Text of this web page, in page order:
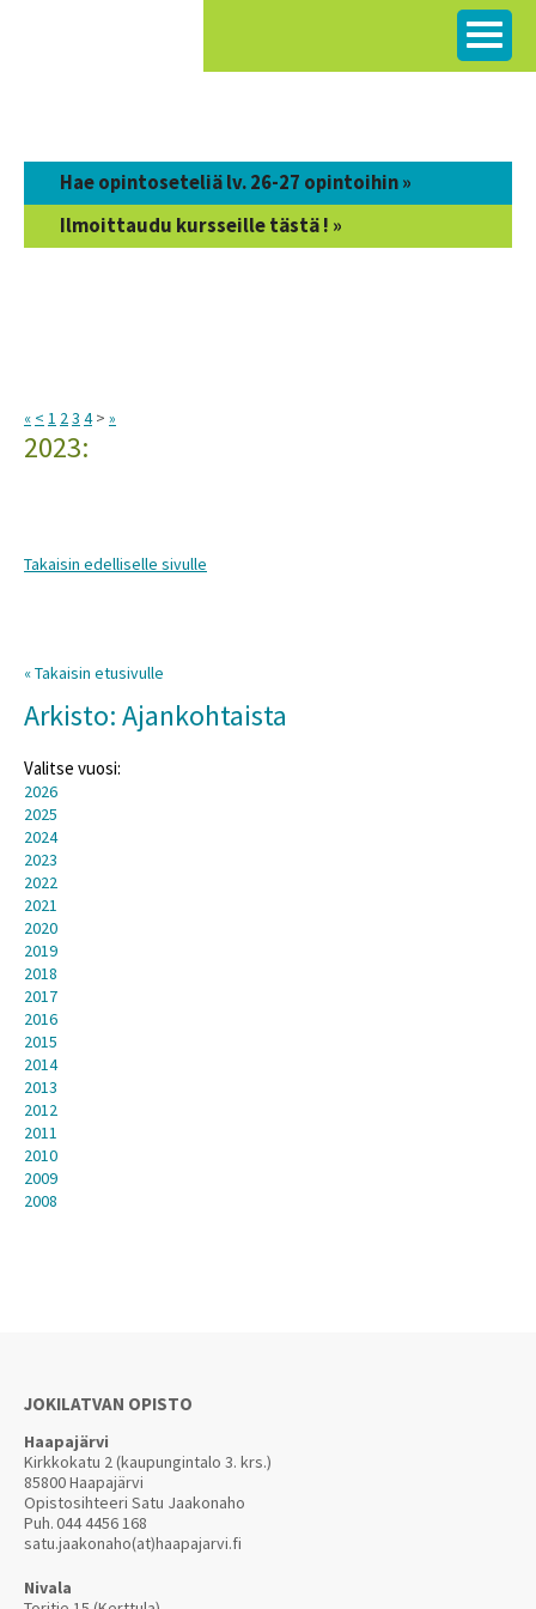
Hae opintoseteliä lv. 26-27 opintoihin »
Ilmoittaudu kursseille tästä ! »
« < 1 23 4> »
2023:
Takaisin edelliselle sivulle
« Takaisin etusivulle
Arkisto: Ajankohtaista
Valitse vuosi:
2026
2025
2024
2023
2022
2021
2020
2019
2018
2017
2016
2015
2014
2013
2012
2011
2010
2009
2008
JOKILATVAN OPISTO
Haapajärvi
Kirkkokatu 2 (kaupungintalo 3. krs.)
85800 Haapajärvi
Opistosihteeri Satu Jaakonaho
Puh.044 4456 168
satu.jaakonaho(at)haapajarvi.fi
Nivala